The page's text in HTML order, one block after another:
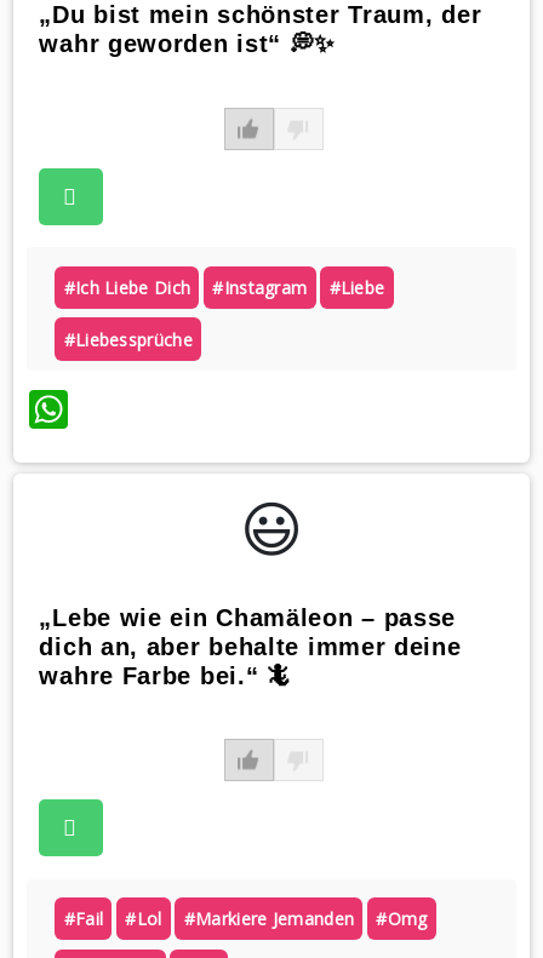
„Du bist mein schönster Traum, der
wahr geworden ist“ 💭✨
#ich Liebe Dich #instagram #liebe
#liebessprüche
WhatsApp
😃️
„Lebe wie ein Chamäleon – passe
dich an, aber behalte immer deine
wahre Farbe bei.“ 🦎
#fail #lol #markiere Jemanden #omg